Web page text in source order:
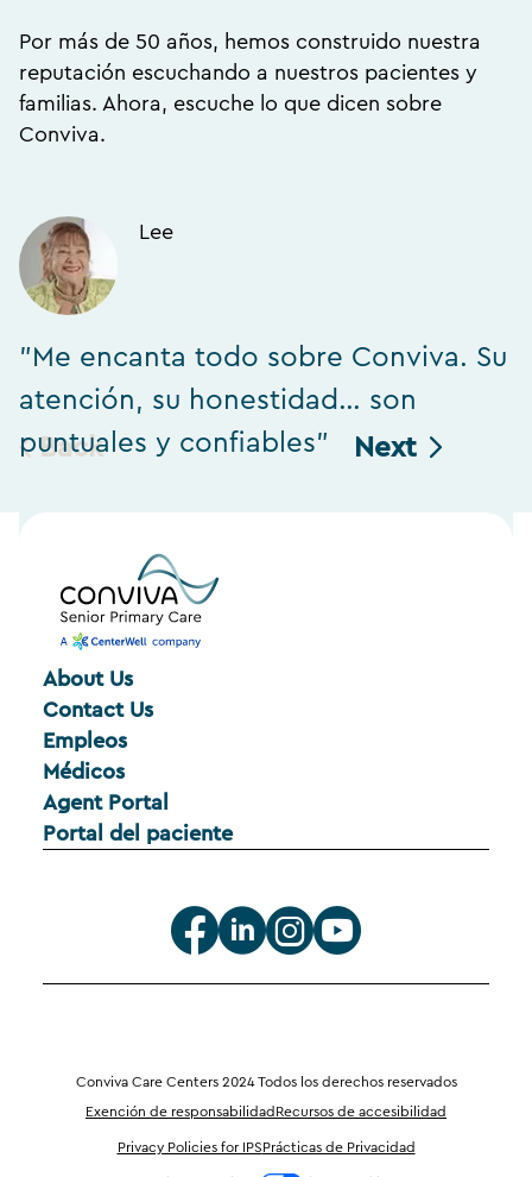
Por más de 50 años, hemos construido nuestra
reputación escuchando a nuestros pacientes y
familias. Ahora, escuche lo que dicen sobre
Conviva.
Back
Lee
"Me encanta todo sobre Conviva. Su
atención, su honestidad… son
puntuales y confiables"
Next
About Us
Contact Us
Empleos
Médicos
Agent Portal
Portal del paciente
Conviva Care Centers 2024 Todos los derechos reservados
Exención de responsabilidad Recursos de accesibilidad
Privacy Policies for IPSPrácticas de Privacidad